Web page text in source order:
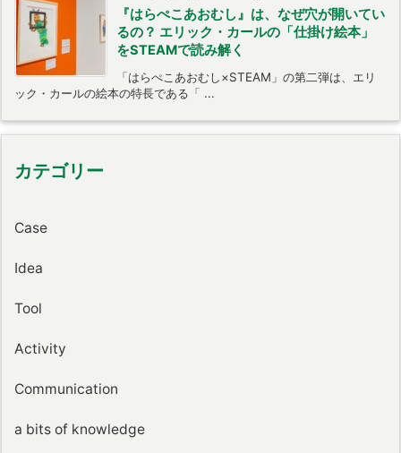
『はらぺこあおむし』は、なぜ穴が開いてい
るの？ エリック・カールの「仕掛け絵本」
をSTEAMで読み解く
「はらぺこあおむし×STEAM」の第二弾は、エリ
ック・カールの絵本の特長である「 ...
カテゴリー
Case
Idea
Tool
Activity
Communication
a bits of knowledge